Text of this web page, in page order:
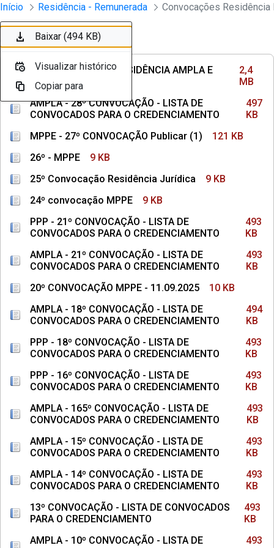
Pular para o Conteúdo principal
Divisão Minima - Escola Superior
Início Residência - Remunerada Convocações
Ordenar Filtro
29ª CONVOCAÇÃO RESIDÊNCIA AMPLA E
FINAL DE FILA
2,4
MB
AMPLA - 28º CONVOCAÇÃO - LISTA DE
CONVOCADOS PARA O CREDENCIAMENTO
497
KB
MPPE - 27º CONVOCAÇÃO Publicar (1)
121 KB
26º - MPPE
9 KB
25º Convocação Residência Jurídica
9 KB
24º convocação MPPE
9 KB
PPP - 21º CONVOCAÇÃO - LISTA DE
CONVOCADOS PARA O CREDENCIAMENTO
493
KB
AMPLA - 21º CONVOCAÇÃO - LISTA DE
CONVOCADOS PARA O CREDENCIAMENTO
493
KB
20º CONVOCAÇÃO MPPE - 11.09.2025
10 KB
AMPLA - 18º CONVOCAÇÃO - LISTA DE
CONVOCADOS PARA O CREDENCIAMENTO
494
KB
PPP - 18º CONVOCAÇÃO - LISTA DE
CONVOCADOS PARA O CREDENCIAMENTO
493
KB
PPP - 16º CONVOCAÇÃO - LISTA DE
CONVOCADOS PARA O CREDENCIAMENTO
493
KB
AMPLA - 165º CONVOCAÇÃO - LISTA DE
CONVOCADOS PARA O CREDENCIAMENTO
493
KB
AMPLA - 15º CONVOCAÇÃO - LISTA DE
CONVOCADOS PARA O CREDENCIAMENTO
493
KB
AMPLA - 14º CONVOCAÇÃO - LISTA DE
CONVOCADOS PARA O CREDENCIAMENTO
493
KB
13º CONVOCAÇÃO - LISTA DE CONVOCADOS
PARA O CREDENCIAMENTO
493
KB
AMPLA - 10º CONVOCAÇÃO - LISTA DE
493
Baixar (2,4 MB)
Visualizar histórico
Copiar para
Baixar (497 KB)
Visualizar histórico
Copiar para
Baixar (121 KB)
Visualizar histórico
Copiar para
Baixar (9 KB)
Visualizar histórico
Copiar para
Baixar (9 KB)
Visualizar histórico
Copiar para
Baixar (9 KB)
Visualizar histórico
Copiar para
Baixar (493 KB)
Visualizar histórico
Copiar para
Baixar (493 KB)
Visualizar histórico
Copiar para
Baixar (10 KB)
Visualizar histórico
Copiar para
Baixar (494 KB)
Visualizar histórico
Copiar para